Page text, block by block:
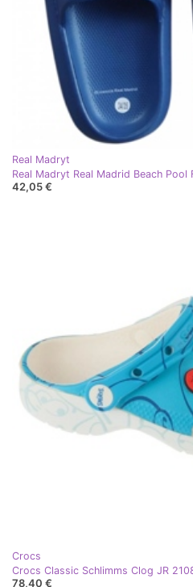
Real Madryt
42,05 €
Crocs
Crocs Classic Schlimms Clog JR
78,40 €